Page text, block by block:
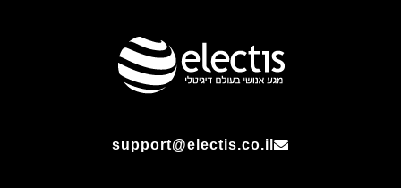
support@electis.co.il